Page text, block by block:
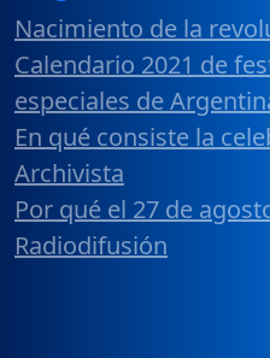
Nacimiento de la
Calendario 2021 de
especiales de
En qué consiste la
Archivista
Por qué el 27 de
Radiodifusión